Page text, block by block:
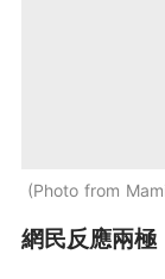
Photo from
網民反應兩極